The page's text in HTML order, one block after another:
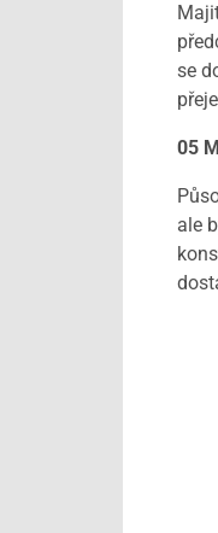
se
05
ale